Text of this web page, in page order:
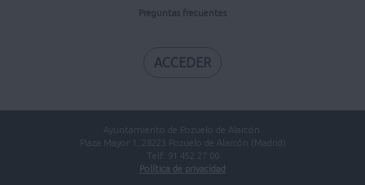
Preguntas frecuentes
ACCEDER
Ayuntamiento de Pozuelo de Alarcón.
Plaza Mayor 1, 28223 Pozuelo de Alarcón (Madrid)
Telf. 91 452 27 00
Política de privacidad